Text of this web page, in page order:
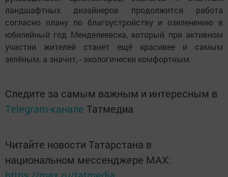
ландшафтных дизайнеров продолжится работа
согласно плану по благоустройству и озеленению в
юбилейный год Менделеевска, который при активном
участии жителей станет ещё красивее и самым
зелёным, а значит, - экологически комфортным.
Следите за самым важным и интересным в
Telegram-канале Татмедиа
Читайте новости Татарстана в
национальном мессенджере MАХ: